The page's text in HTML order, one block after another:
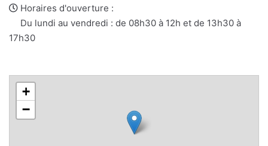
e-
mail
Horaires d'ouverture :
Du lundi au vendredi : de 08h30 à 12h et de 13h30 à
17h30
+
−